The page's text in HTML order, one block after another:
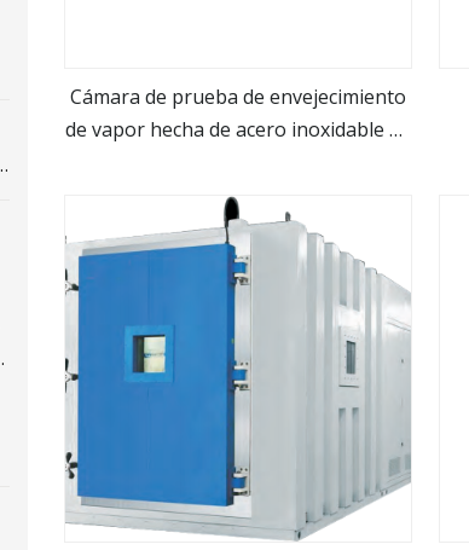
ver más
Cámara de prueba de envejecimiento
de vapor hecha de acero inoxidable de